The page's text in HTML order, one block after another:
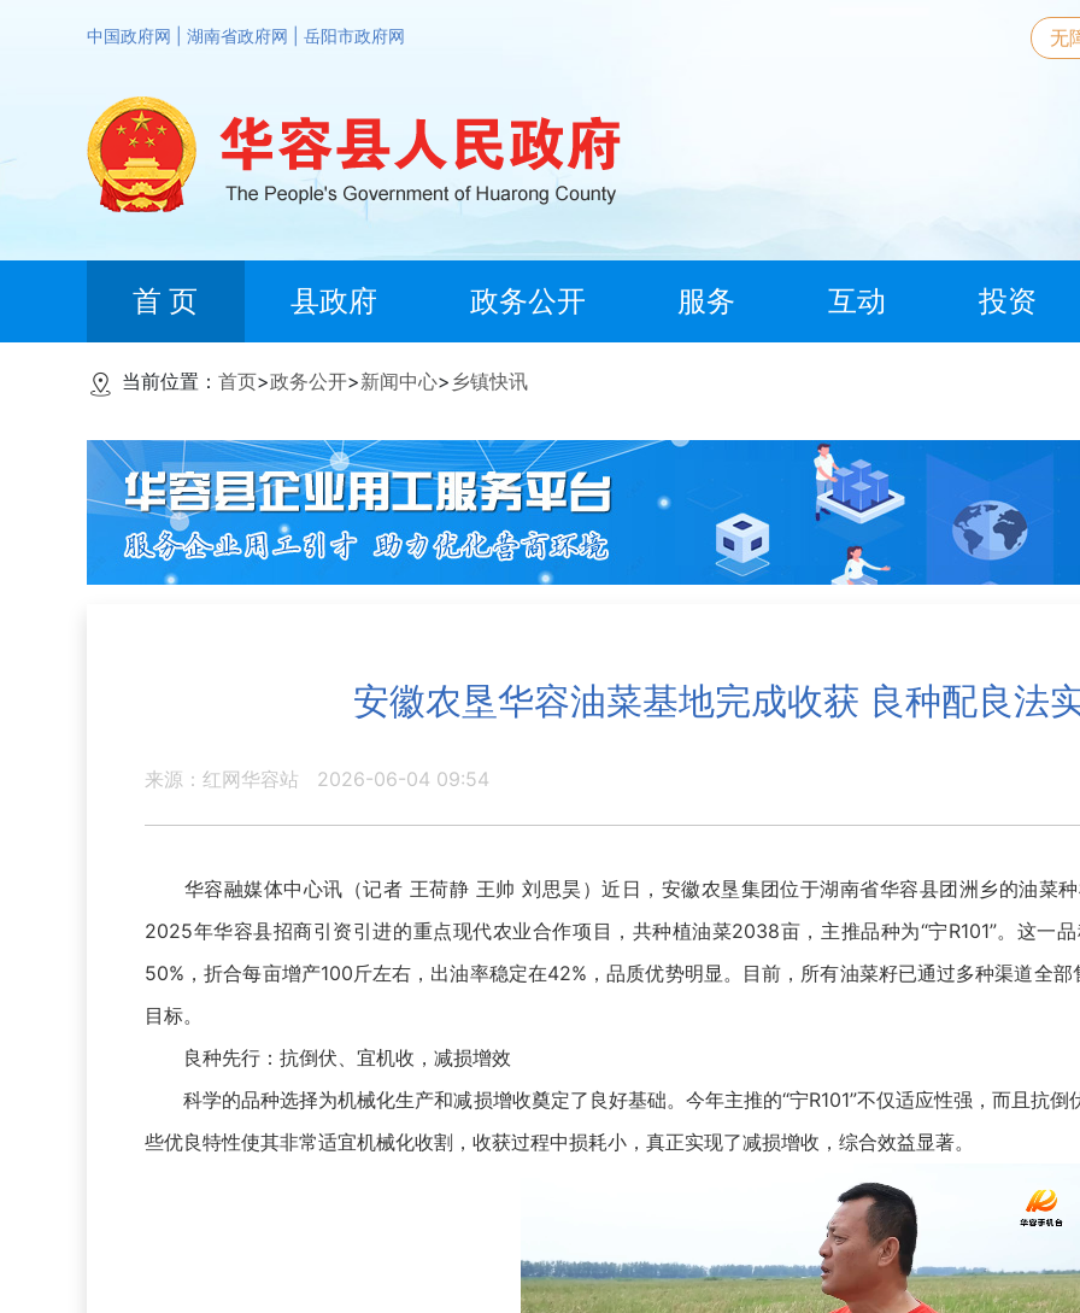
中国政府网 湖南省政府网 岳阳市政府网 无
首 页 县政府 政务公开 服务 互动 投资
当前位置： 首页>政务公开>新闻中心> 乡镇快讯
安徽农垦华容油菜基地完成收获 良种配良法
来源：红网华容站 2026-06-04 09:54
华容融媒体中心讯（记者 王荷静 王帅 刘思昊）近日，安徽农垦集团位于湖南省华容县团洲乡的油菜
2025年华容县招商引资引进的重点现代农业合作项目，共种植油菜2038亩，主推品种为“宁R101”。这一
50%，折合每亩增产100斤左右，出油率稳定在42%，品质优势明显。目前，所有油菜籽已通过多种渠道全
目标。
良种先行：抗倒伏、宜机收，减损增效
科学的品种选择为机械化生产和减损增收奠定了良好基础。今年主推的“宁R101”不仅适应性强，而且抗倒
些优良特性使其非常适宜机械化收割，收获过程中损耗小，真正实现了减损增收，综合效益显著。